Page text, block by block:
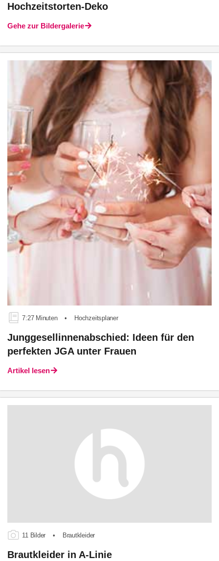
Hochzeitstorten-Deko
Gehe zur Bildergalerie
7:27 Minuten • Hochzeitsplaner
Junggesellinnenabschied: Ideen für den
perfekten JGA unter Frauen
Artikel lesen
11 Bilder • Brautkleider
Brautkleider in A-Linie